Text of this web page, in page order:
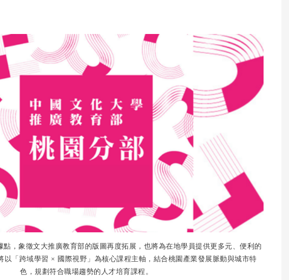
點，象徵文大推廣教育部的版圖再度拓展，也將為在地學員提供更多元、便利的
以「跨域學習 × 國際視野」為核心課程主軸，結合桃園產業發展脈動與城市特
色，規劃符合職場趨勢的人才培育課程。